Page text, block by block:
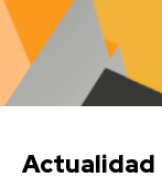
Actualidad